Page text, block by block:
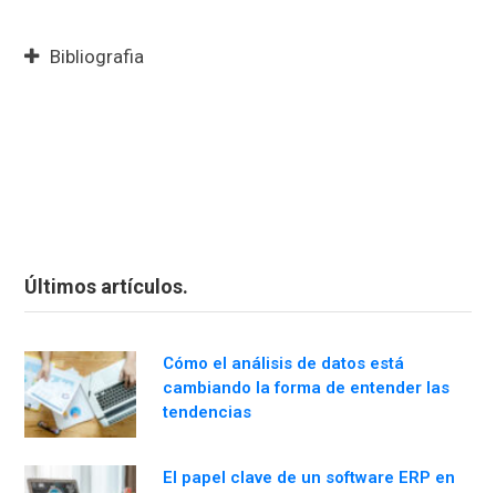
Bibliografia
Últimos artículos.
Cómo el análisis de datos está
cambiando la forma de entender las
tendencias
El papel clave de un software ERP en